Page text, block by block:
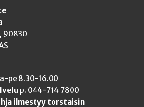
90830
pe 8.30-16.00
p. 044-714 7800
ilmestyy torstaisin